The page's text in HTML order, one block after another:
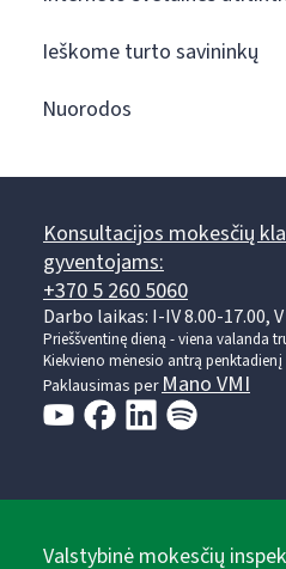
Ieškome turto savininkų
Nuorodos
Konsultacijos mokesčių
gyventojams:
+370 5 260 5060
Darbo laikas: I-IV 8.00-17.00,
Prieššventinę dieną - viena valanda
Kiekvieno mėnesio antrą penktadienį
Paklausimas per Mano VMI
Valstybinė mokesčių